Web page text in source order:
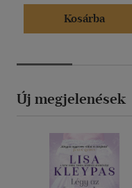
Kosárba
Új megjelenések